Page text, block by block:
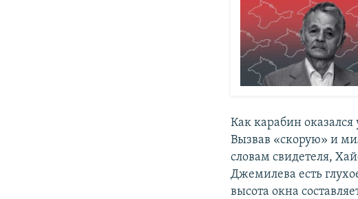
Как карабин оказался
Вызвав «скорую» и
словам свидетеля,
Джемилева есть
высота окна